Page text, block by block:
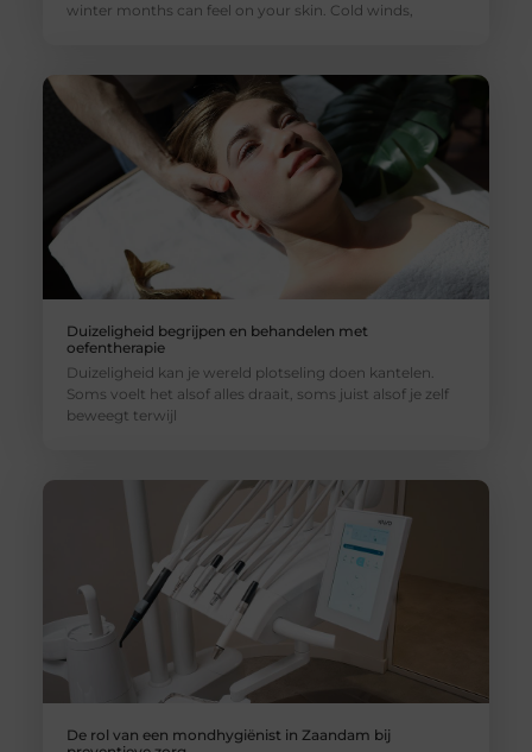
winter months can feel on your skin. Cold winds,
Duizeligheid begrijpen en behandelen met
oefentherapie
Duizeligheid kan je wereld plotseling doen kantelen.
Soms voelt het alsof alles draait, soms juist alsof je zelf
beweegt terwijl
De rol van een mondhygiënist in Zaandam bij